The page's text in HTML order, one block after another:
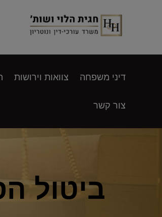
דיני משפחה צוואות וירושות
צור קשר
ביטול